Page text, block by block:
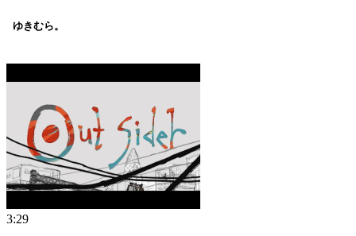
ゆきむら。
3:29